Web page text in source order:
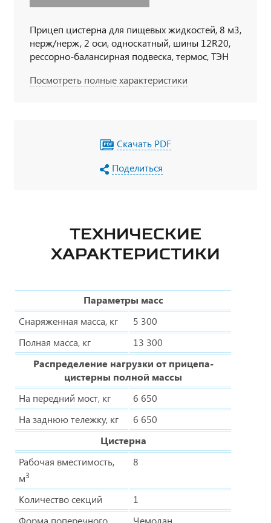
Прицеп цистерна для пищевых жидкостей, 8 м3,
нерж/нерж, 2 оси, односкатный, шины 12R20,
рессорно-балансирная подвеска, термос, ТЭН
Посмотреть полные характеристики
Скачать PDF
Поделиться
ТЕХНИЧЕСКИЕ
ХАРАКТЕРИСТИКИ
Параметры масс
Снаряженная масса, кг
5 300
Полная масса, кг
13 300
Распределение нагрузки от прицепа-
цистерны полной массы
На передний мост, кг
6 650
На заднюю тележку, кг
6 650
Цистерна
Рабочая вместимость,
м3
8
Количество секций
1
Форма поперечного
Чемодан